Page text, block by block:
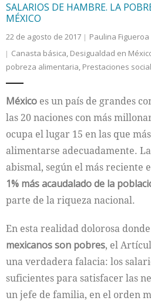
Colaboradores
Cultura
SALARIOS DE HAMBRE. LA
MÉXICO
22 de agosto de 2017 Paulina Figueroa
Canasta básica, Desigualdad en
pobreza alimentaria, Prestaciones
México es un país de grandes
las 20 naciones con más
ocupa el lugar 15 en las que
alimentarse adecuadamente.
abismal, según el más reciente
1% más acaudalado de la
parte de la riqueza nacional.
En esta realidad dolorosa donde
mexicanos son pobres, el
una verdadera falacia: los
suficientes para satisfacer las
un jefe de familia, en el orden